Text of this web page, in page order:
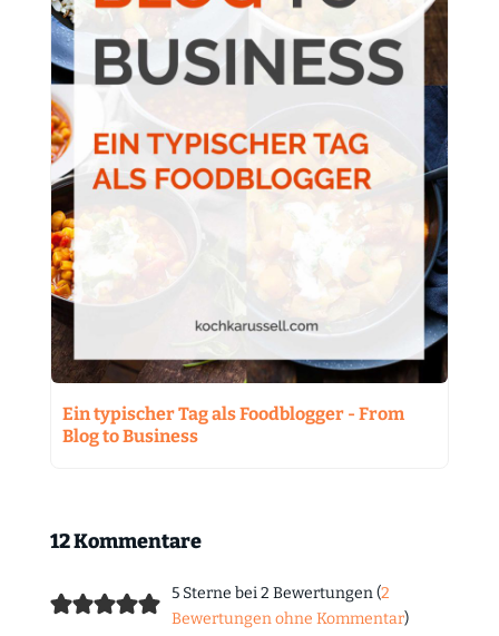
Ein typischer Tag als Foodblogger - From
Blog to Business
12 Kommentare
5 Sterne bei 2 Bewertungen (2
Bewertungen ohne Kommentar)